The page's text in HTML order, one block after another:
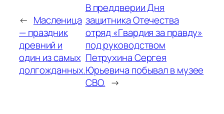
← Масленица
— праздник
древний и
один из самых
долгожданных.
В преддверии Дня
защитника Отечества
отряд «Гвардия за правду»
под руководством
Петрухина Сергея
Юрьевича побывал в музее
СВО. →